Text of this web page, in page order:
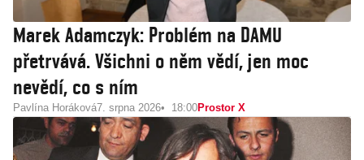
Marek Adamczyk: Problém na DAMU
přetrvává. Všichni o něm vědí, jen moc
nevědí, co s ním
Pavlína Horáková7. srpna 2026 18:00Prostor X